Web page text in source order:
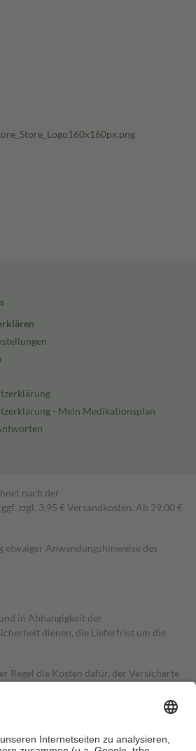
- Mein Medikationsplan
nach der
zzgl. 3,95 € Versandkosten. Ab 29,00 €
Anwendungshinweise des
in Abhängigkeit der
dienen, die Lieferfrist um die
Regel die Kosten dafür, der Versicherte
als die tatsächlichen Kosten der Leistung